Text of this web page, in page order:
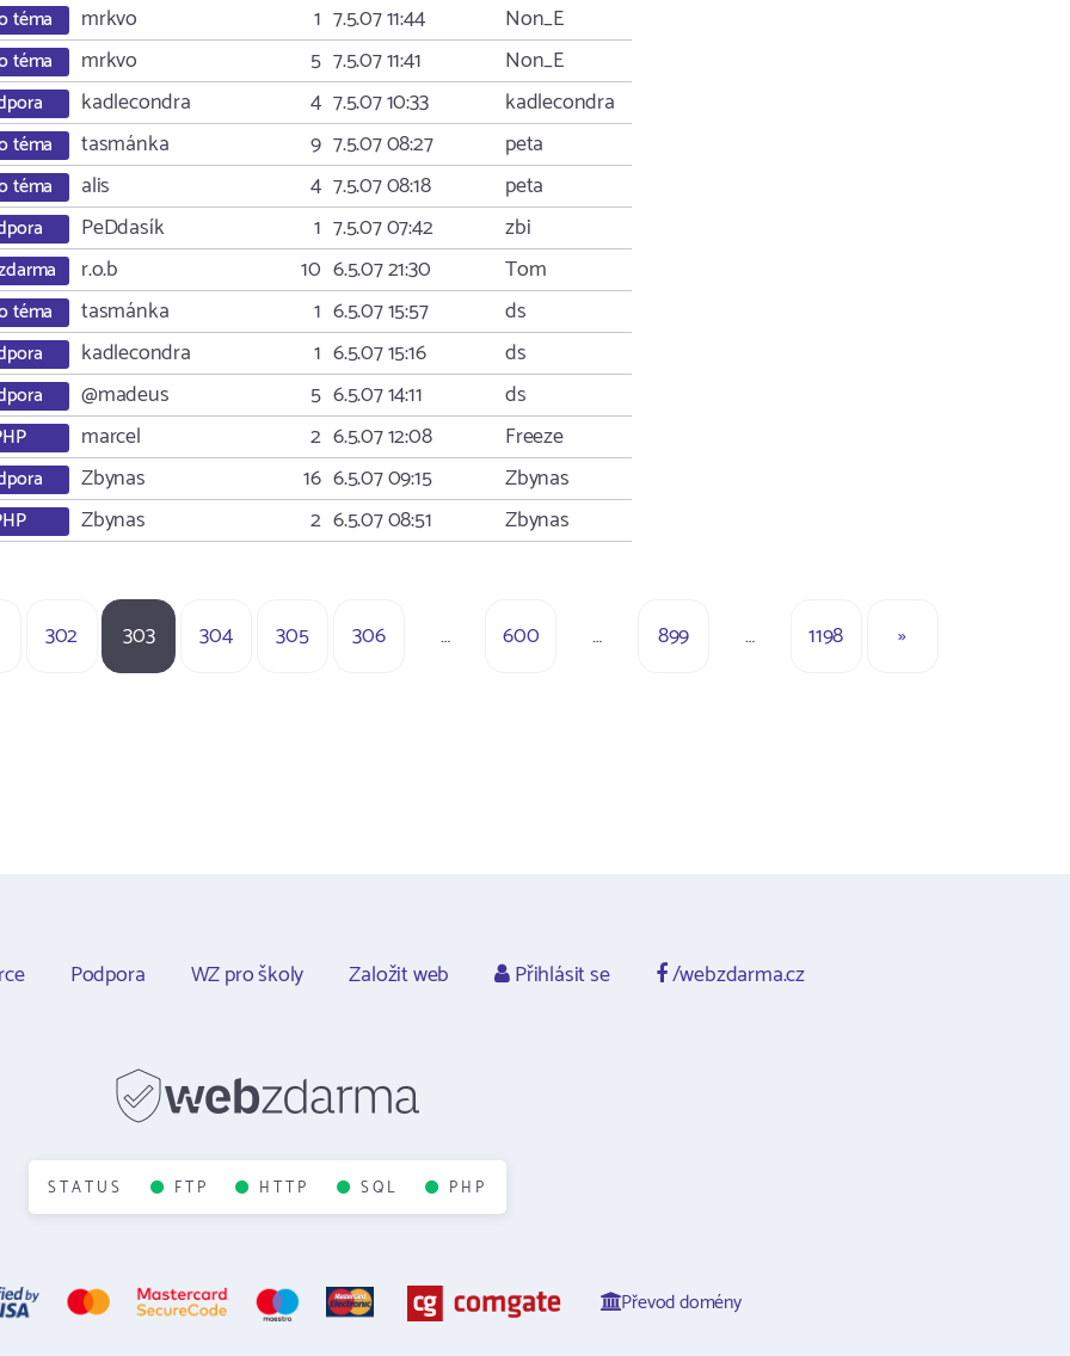
téma mrkvo 1 7.5.07 11:44 Non_E
téma mrkvo 5 7.5.07 11:41 Non_E
kadlecondra 4 7.5.07 10:33 kadlecondra
téma tasmánka 9 7.5.07 08:27 peta
téma alis 4 7.5.07 08:18 peta
PeDdasík 1 7.5.07 07:42 zbi
r.o.b 10 6.5.07 21:30 Tom
téma tasmánka 1 6.5.07 15:57 ds
kadlecondra 1 6.5.07 15:16 ds
@madeus 5 6.5.07 14:11 ds
marcel 2 6.5.07 12:08 Freeze
Zbynas 16 6.5.07 09:15 Zbynas
Zbynas 2 6.5.07 08:51 Zbynas
302 303 304 305 306 … 600 … 899 … 1198 »
Podpora WZ pro školy Založit web Přihlásit se /webzdarma.cz
STATUS FTP HTTP SQL PHP
Převod domény